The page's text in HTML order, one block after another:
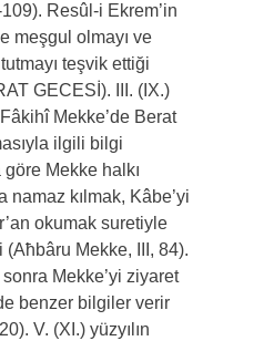
Resûl-i Ekrem’in
meşgul olmayı ve
teşvik ettiği
GECESİ). III. (IX.)
Mekke’de Berat
ilgili bilgi
Mekke halkı
namaz kılmak, Kâbe’yi
okumak suretiyle
Mekke, III, 84).
sonra Mekke’yi ziyaret
benzer bilgiler verir
V. (XI.) yüzyılın